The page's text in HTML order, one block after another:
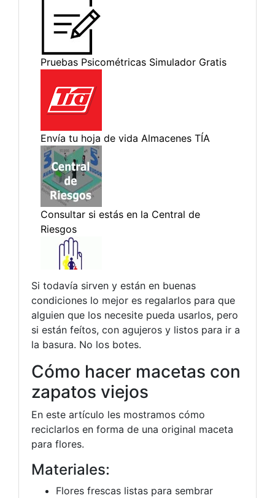
Si todavía sirven y están en buenas
condiciones lo mejor es regalarlos para que
alguien que los necesite pueda usarlos, pero
si están feítos, con agujeros y listos para ir a
la basura. No los botes.
Cómo hacer macetas con
zapatos viejos
En este artículo les mostramos cómo
reciclarlos en forma de una original maceta
para flores.
Materiales:
Flores frescas listas para sembrar